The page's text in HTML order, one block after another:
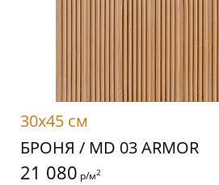
30x45 см
БРОНЯ / MD 03 ARMOR
21 080 р/м2